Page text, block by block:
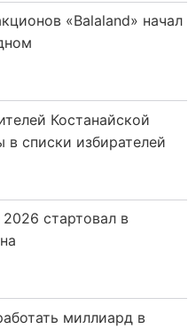
«Balaland» начал
Костанайской
в списки избирателей
стартовал в
миллиард в